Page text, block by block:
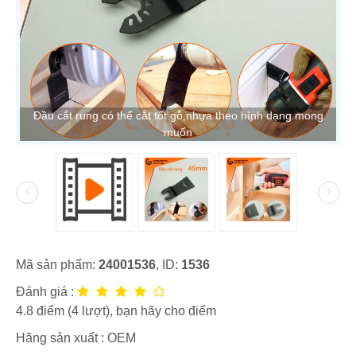
Đầu cắt rung có thể cắt tốt gỗ,nhựa theo hình dạng mong
muốn
Mã sản phẩm: 24001536, ID: 1536
Đánh giá :
4.8 điểm (4 lượt), bạn hãy cho điểm
Hãng sản xuất : OEM